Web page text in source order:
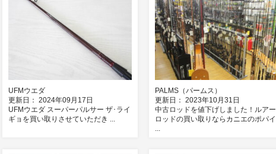
UFMウエダ
更新日： 2024年09月17日
UFMウエダ スーパーパルサー ザ･ライ
ギョを買い取りさせていただき ...
PALMS（パームス）
更新日： 2023年10月31日
中古ロッドを値下げしました！ルアー
ロッドの買い取りならカニエのポパイ
...